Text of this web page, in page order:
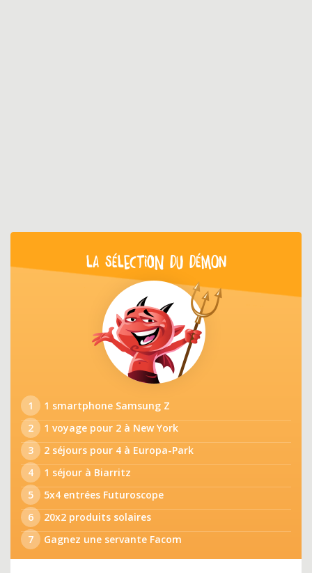
LA SÉLECTION DU DÉMON
1
1 smartphone Samsung Z
2
1 voyage pour 2 à New York
3
2 séjours pour 4 à Europa-Park
4
1 séjour à Biarritz
5
5x4 entrées Futuroscope
6
20x2 produits solaires
7
Gagnez une servante Facom